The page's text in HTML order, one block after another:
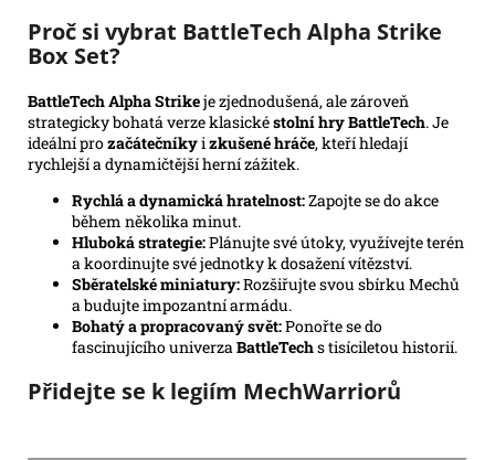
Proč si vybrat BattleTech Alpha Strike
Box Set?
BattleTech Alpha Strikeje zjednodušená, ale zároveň
strategicky bohatá verze klasickéstolní hry BattleTech. Je
ideální prozačátečníkyizkušené hráče, kteří hledají
rychlejší a dynamičtější herní zážitek.
Rychlá a dynamická hratelnost:Zapojte se do akce
během několika minut.
Hluboká strategie:Plánujte své útoky, využívejte terén
a koordinujte své jednotky k dosažení vítězství.
Sběratelské miniatury:Rozšiřujte svou sbírku Mechů
a budujte impozantní armádu.
Bohatý a propracovaný svět:Ponořte se do
fascinujícího univerzaBattleTechs tisíciletou historií.
Přidejte se k legiím MechWarriorů